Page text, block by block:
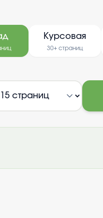
Курсовая
30+ страниц